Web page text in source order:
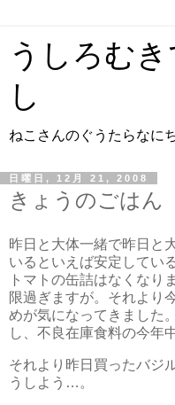
うしろむ
し
ねこさんのぐうたらなに
日曜日, 12月 21, 2008
きょうのごはん
昨日と大体一緒で昨日と
いるといえば安定してい
トマトの缶詰はなくな
限過ぎますが。それより
めが気になってきました
し、不良在庫食料の今年
それより昨日買ったバジ
うしよう…。